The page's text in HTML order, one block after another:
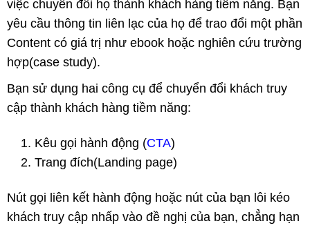
việc chuyển đổi họ thành khách hàng tiềm năng. Bạn
yêu cầu thông tin liên lạc của họ để trao đổi một phần
Content có giá trị như ebook hoặc nghiên cứu trường
hợp(case study).
Bạn sử dụng hai công cụ để chuyển đổi khách truy
cập thành khách hàng tiềm năng:
Kêu gọi hành động (CTA)
Trang đích(Landing page)
Nút gọi liên kết hành động hoặc nút của bạn lôi kéo
khách truy cập nhấp vào đề nghị của bạn, chẳng hạn